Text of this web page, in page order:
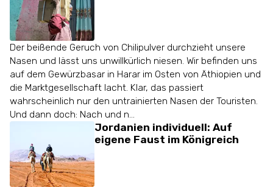
Der beißende Geruch von Chilipulver durchzieht unsere
Nasen und lässt uns unwillkürlich niesen. Wir befinden uns
auf dem Gewürzbasar in Harar im Osten von Äthiopien und
die Marktgesellschaft lacht. Klar, das passiert
wahrscheinlich nur den untrainierten Nasen der Touristen.
Und dann doch: Nach und n...
Jordanien individuell: Auf
eigene Faust im Königreich